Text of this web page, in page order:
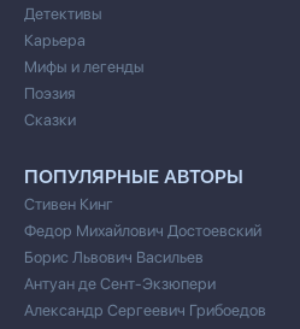
Детективы
Карьера
Мифы и легенды
Поэзия
Сказки
ПОПУЛЯРНЫЕ АВТОРЫ
Стивен Кинг
Федор Михайлович Достоевский
Борис Львович Васильев
Антуан де Сент-Экзюпери
Александр Сергеевич Грибоедов